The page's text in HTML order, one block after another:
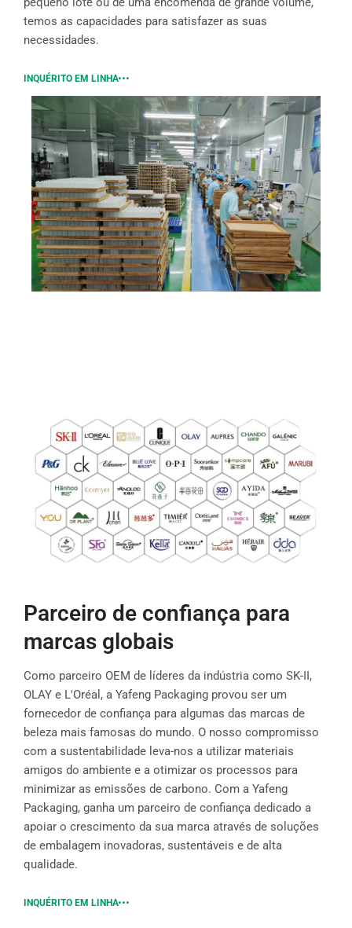
temos as capacidades para satisfazer as suas
necessidades.
INQUÉRITO EM LINHA
Parceiro de confiança para
marcas globais
Como parceiro OEM de líderes da indústria como SK-II,
OLAY e L'Oréal, a Yafeng Packaging provou ser um
fornecedor de confiança para algumas das marcas de
beleza mais famosas do mundo. O nosso compromisso
com a sustentabilidade leva-nos a utilizar materiais
amigos do ambiente e a otimizar os processos para
minimizar as emissões de carbono. Com a Yafeng
Packaging, ganha um parceiro de confiança dedicado a
apoiar o crescimento da sua marca através de soluções
de embalagem inovadoras, sustentáveis e de alta
qualidade.
INQUÉRITO EM LINHA